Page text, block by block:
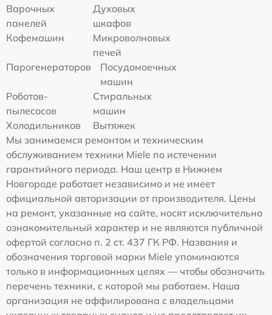
Варочных
панелей
Духовых
шкафов
Кофемашин
Микроволновых
печей
Парогенераторов
Посудомоечных
машин
Роботов-
пылесосов
Стиральных
машин
Холодильников
Вытяжек
Мы занимаемся ремонтом и техническим
обслуживанием техники Miele по истечении
гарантийного периода. Наш центр в Нижнем
Новгороде работает независимо и не имеет
официальной авторизации от производителя. Цены
на ремонт, указанные на сайте, носят исключительно
ознакомительный характер и не являются публичной
офертой согласно п. 2 ст. 437 ГК РФ. Названия и
обозначения торговой марки Miele упоминаются
только в информационных целях — чтобы обозначить
перечень техники, с которой мы работаем. Наша
организация не аффилирована с владельцами